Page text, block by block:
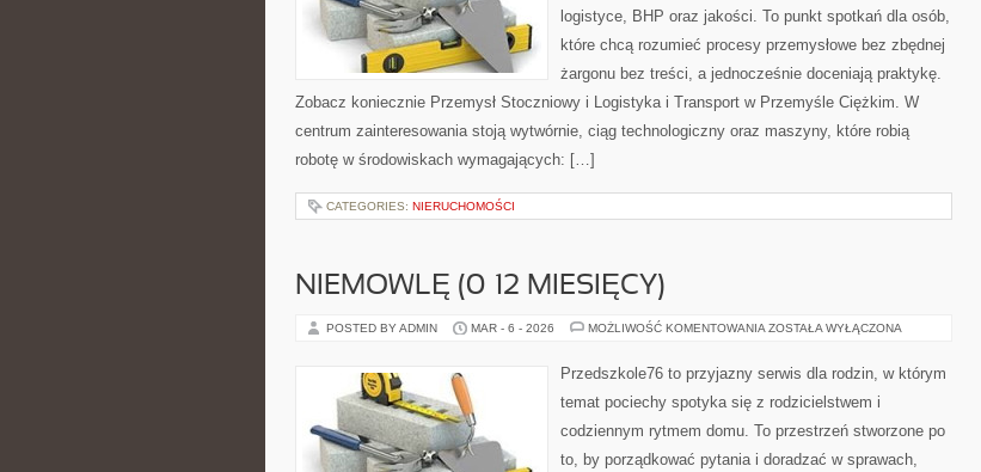
logistyce, BHP oraz jakości. To punkt spotkań dla osób,
które chcą rozumieć procesy przemysłowe bez zbędnej
żargonu bez treści, a jednocześnie doceniają praktykę.
Zobacz koniecznie Przemysł Stoczniowy i Logistyka i Transport w Przemyśle Ciężkim. W
centrum zainteresowania stoją wytwórnie, ciąg technologiczny oraz maszyny, które robią
robotę w środowiskach wymagających: […]
CATEGORIES: NIERUCHOMOŚCI
NIEMOWLĘ (0–12 MIESIĘCY)
POSTED BY ADMIN MAR - 6 - 2026 MOŻLIWOŚĆ KOMENTOWANIA NIEMOWLĘ
MIESIĘCY)
ZOSTAŁA WYŁĄCZONA
Przedszkole76 to przyjazny serwis dla rodzin, w którym
temat pociechy spotyka się z rodzicielstwem i
codziennym rytmem domu. To przestrzeń stworzone po
to, by porządkować pytania i doradzać w sprawach,